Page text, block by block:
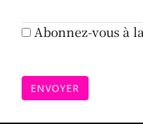
Abonnez-vous à
ENVOYER